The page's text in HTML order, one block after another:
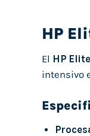
HP
El HP
intensivo